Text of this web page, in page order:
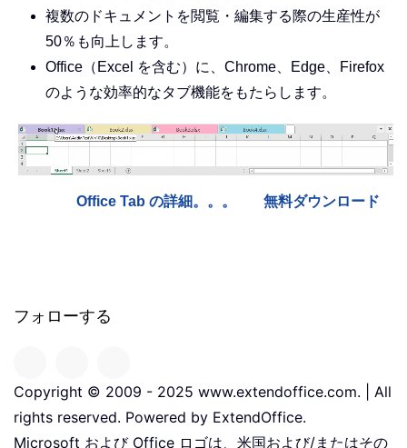
複数のドキュメントを閲覧・編集する際の生産性が
50％も向上します。
Office（Excel を含む）に、Chrome、Edge、Firefox
のような効率的なタブ機能をもたらします。
Office Tab の詳細。。。 無料ダウンロード
フォローする
Copyright © 2009 - 2025 www.extendoffice.com. | All
rights reserved. Powered by ExtendOffice.
Microsoft および Office ロゴは、米国および/またはその